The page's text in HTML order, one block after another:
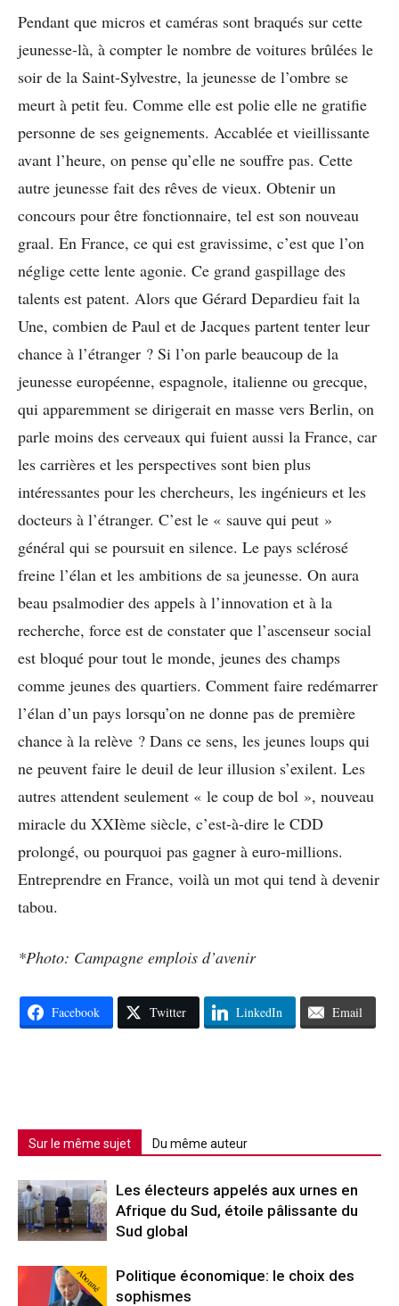
Pendant que micros et caméras sont braqués sur cette
jeunesse-là, à compter le nombre de voitures brûlées le
soir de la Saint-Sylvestre, la jeunesse de l’ombre se
meurt à petit feu. Comme elle est polie elle ne gratifie
personne de ses geignements. Accablée et vieillissante
avant l’heure, on pense qu’elle ne souffre pas. Cette
autre jeunesse fait des rêves de vieux. Obtenir un
concours pour être fonctionnaire, tel est son nouveau
graal. En France, ce qui est gravissime, c’est que l’on
néglige cette lente agonie. Ce grand gaspillage des
talents est patent. Alors que Gérard Depardieu fait la
Une, combien de Paul et de Jacques partent tenter leur
chance à l’étranger ? Si l’on parle beaucoup de la
jeunesse européenne, espagnole, italienne ou grecque,
qui apparemment se dirigerait en masse vers Berlin, on
parle moins des cerveaux qui fuient aussi la France, car
les carrières et les perspectives sont bien plus
intéressantes pour les chercheurs, les ingénieurs et les
docteurs à l’étranger. C’est le « sauve qui peut »
général qui se poursuit en silence. Le pays sclérosé
freine l’élan et les ambitions de sa jeunesse. On aura
beau psalmodier des appels à l’innovation et à la
recherche, force est de constater que l’ascenseur social
est bloqué pour tout le monde, jeunes des champs
comme jeunes des quartiers. Comment faire redémarrer
l’élan d’un pays lorsqu’on ne donne pas de première
chance à la relève ? Dans ce sens, les jeunes loups qui
ne peuvent faire le deuil de leur illusion s’exilent. Les
autres attendent seulement « le coup de bol », nouveau
miracle du XXIème siècle, c’est-à-dire le CDD
prolongé, ou pourquoi pas gagner à euro-millions.
Entreprendre en France, voilà un mot qui tend à devenir
tabou.
*Photo: Campagne emplois d’avenir
Facebook Twitter LinkedIn Email
Sur le même sujet Du même auteur
Les électeurs appelés aux urnes en
Afrique du Sud, étoile pâlissante du
Sud global
Abonné
Politique économique: le choix des
sophismes